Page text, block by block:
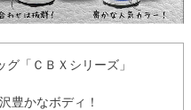
「ＣＢＸシリーズ」
豊かなボディ！